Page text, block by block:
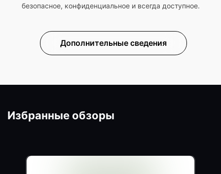
безопасное, конфиденциальное и всегда доступное.
Дополнительные сведения
Избранные обзоры